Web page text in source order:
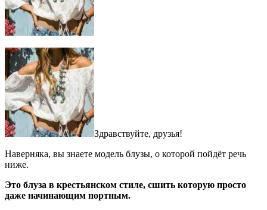
Здравствуйте, друзья!
Наверняка, вы знаете модель блузы, о которой пойдёт речь
ниже.
Это блуза в крестьянском стиле, сшить которую просто
даже начинающим портным.